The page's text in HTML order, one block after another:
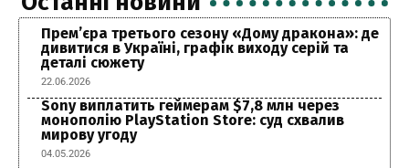
Прем’єра третього сезону «Дому дракона»: де
дивитися в Україні, графік виходу серій та
деталі сюжету
22.06.2026
Sony виплатить геймерам $7,8 млн через
монополію PlayStation Store: суд схвалив
мирову угоду
04.05.2026